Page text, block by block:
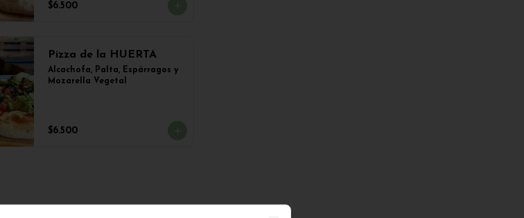
$6.500
Pizza de la HUERTA
Alcachofa, Palta, Espárragos y
Mozarella Vegetal
$6.500